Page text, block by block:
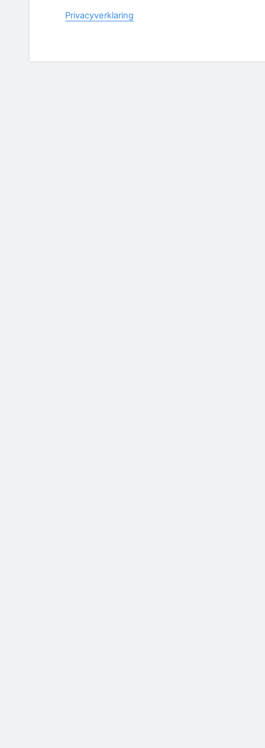
Privacyverklaring